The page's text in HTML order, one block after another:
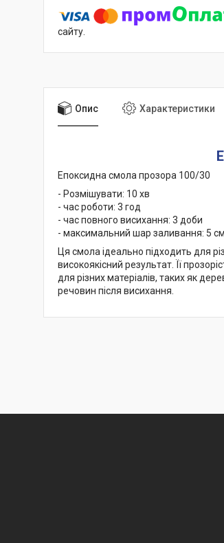
сайту.
Опис Характеристики
Епоксидна смола прозора 100/30
- Розмішувати: 10 хв
- час роботи: 3 год
- час повного висихання: 3 доби
- максимальний шар заливання: 5 см
Ця смола ідеально підходить для
високоякісний результат. Її
для різних матеріалів, таких як
речовин після висихання.